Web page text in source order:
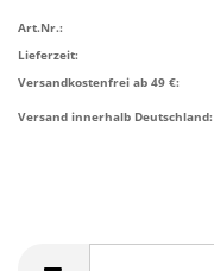
Art.Nr.:
Lieferzeit:
Versandkostenfrei ab 49 €:
Versand innerhalb Deutschland: